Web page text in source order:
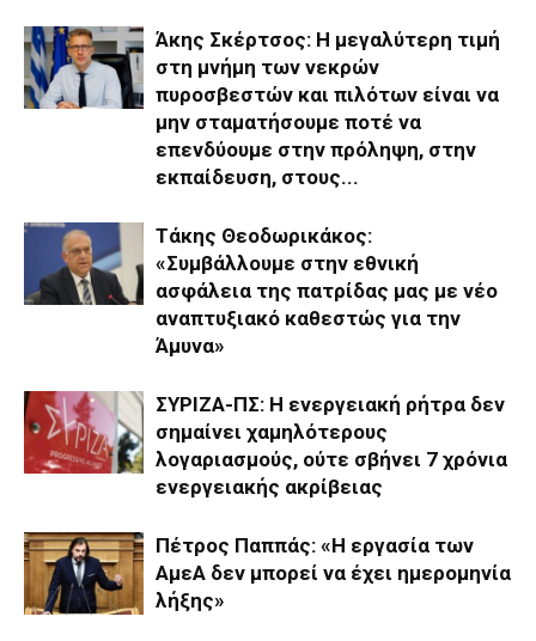
Άκης Σκέρτσος: Η μεγαλύτερη τιμή
στη μνήμη των νεκρών
πυροσβεστών και πιλότων είναι να
μην σταματήσουμε ποτέ να
επενδύουμε στην πρόληψη, στην
εκπαίδευση, στους...
Τάκης Θεοδωρικάκος:
«Συμβάλλουμε στην εθνική
ασφάλεια της πατρίδας μας με νέο
αναπτυξιακό καθεστώς για την
Άμυνα»
ΣΥΡΙΖΑ-ΠΣ: Η ενεργειακή ρήτρα δεν
σημαίνει χαμηλότερους
λογαριασμούς, ούτε σβήνει 7 χρόνια
ενεργειακής ακρίβειας
Πέτρος Παππάς: «Η εργασία των
ΑμεΑ δεν μπορεί να έχει ημερομηνία
λήξης»